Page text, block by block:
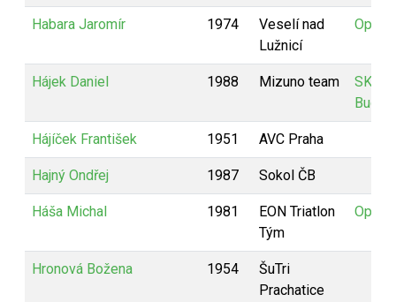
Habara Jaromír 1974
Veselí nad
Lužnicí
Hájek Daniel 1988 Mizuno team
SKP -
Hájíček František 1951 AVC Praha
Hajný Ondřej 1987 Sokol ČB
Háša Michal 1981
EON Triatlon
Tým
Hronová Božena 1954
ŠuTri
Prachatice